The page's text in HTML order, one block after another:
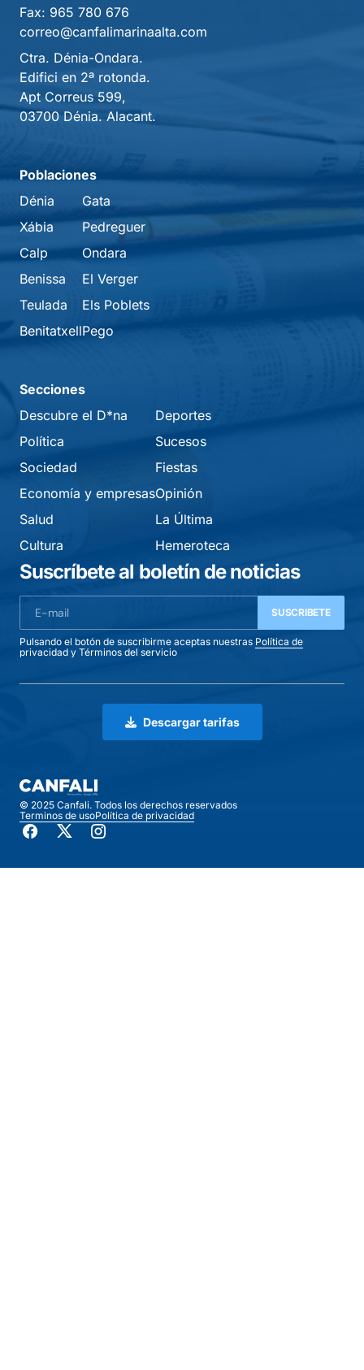
Fax: 965 780 676
correo@canfalimarinaalta.com
Ctra. Dénia-Ondara.
Edifici en 2ª rotonda.
Apt Correus 599,
03700 Dénia. Alacant.
Poblaciones
Dénia
Xábia
Calp
Benissa
Teulada
Benitatxell
Gata
Pedreguer
Ondara
El Verger
Els Poblets
Pego
Secciones
Descubre el D*na
Política
Sociedad
Economía y empresas
Salud
Cultura
Deportes
Sucesos
Fiestas
Opinión
La Última
Hemeroteca
Suscríbete al boletín de noticias
SUSCRIBETE
Pulsando el botón de suscribirme aceptas nuestras Política de
privacidad y Términos del servicio
Descargar tarifas
© 2025 Canfali. Todos los derechos reservados
Terminos de usoPolítica de privacidad